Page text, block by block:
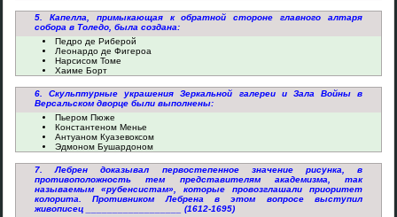
5. Капелла, примыкающая к обратной стороне главного алтаря
собора в Толедо, была создана:
Педро де Риберой
Леонардо де Фигероа
Нарсисом Томе
Хаиме Борт
6. Скульптурные украшения Зеркальной галереи и Зала Войны в
Версальском дворце были выполнены:
Пьером Пюже
Константеном Менье
Антуаном Куазевоксом
Эдмоном Бушардоном
7. Лебрен доказывал первостепенное значение рисунка, в
противоположность тем представителям академизма, так
называемым «рубенсистам», которые провозглашали приоритет
колорита. Противником Лебрена в этом вопросе выступил
живописец __________________ (1612-1695)